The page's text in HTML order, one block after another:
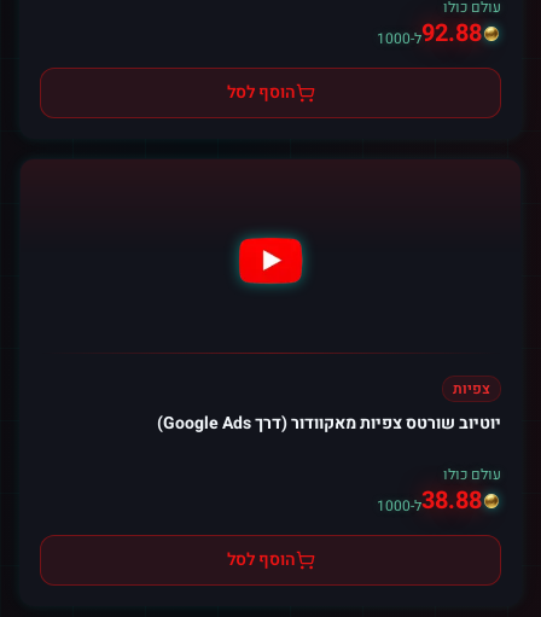
עולם כולו
92.88ל-1000
הוסף לסל
צפיות
יוטיוב שורטס צפיות מאקוודור (דרך Google Ads)
עולם כולו
38.88ל-1000
הוסף לסל